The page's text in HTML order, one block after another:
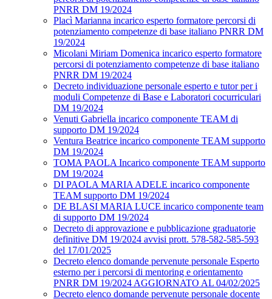
PNRR DM 19/2024
Placì Marianna incarico esperto formatore percorsi di
potenziamento competenze di base italiano PNRR DM
19/2024
Micolani Miriam Domenica incarico esperto formatore
percorsi di potenziamento competenze di base italiano
PNRR DM 19/2024
Decreto individuazione personale esperto e tutor per i
moduli Competenze di Base e Laboratori cocurriculari
DM 19/2024
Venuti Gabriella incarico componente TEAM di
supporto DM 19/2024
Ventura Beatrice incarico componente TEAM supporto
DM 19/2024
TOMA PAOLA Incarico componente TEAM supporto
DM 19/2024
DI PAOLA MARIA ADELE incarico componente
TEAM supporto DM 19/2024
DE BLASI MARIA LUCE incarico componente team
di supporto DM 19/2024
Decreto di approvazione e pubblicazione graduatorie
definitive DM 19/2024 avvisi prott. 578-582-585-593
del 17/01/2025
Decreto elenco domande pervenute personale Esperto
esterno per i percorsi di mentoring e orientamento
PNRR DM 19/2024 AGGIORNATO AL 04/02/2025
Decreto elenco domande pervenute personale docente